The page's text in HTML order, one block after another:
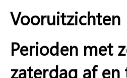
Vooruitzichten
Perioden met
zaterdag af